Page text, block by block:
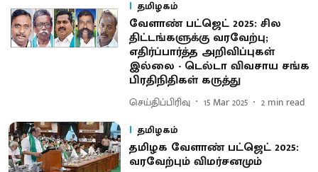
தமிழகம்
வேளாண் பட்ஜெட் 2025: சில
திட்டங்களுக்கு வரவேற்பு;
எதிர்ப்பார்த்த அறிவிப்புகள்
இல்லை - டெல்டா விவசாய சங்க
பிரதிநிதிகள் கருத்து
செய்திப்பிரிவு 15 Mar 2025 2 min read
தமிழகம்
தமிழக வேளாண் பட்ஜெட் 2025:
வரவேற்பும் விமர்சனமும்